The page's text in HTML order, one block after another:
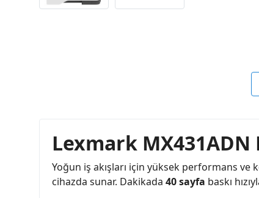
Lexmark MX431ADN
Yoğun iş akışları için yüksek performans ve
cihazda sunar. Dakikada 40 sayfa baskı